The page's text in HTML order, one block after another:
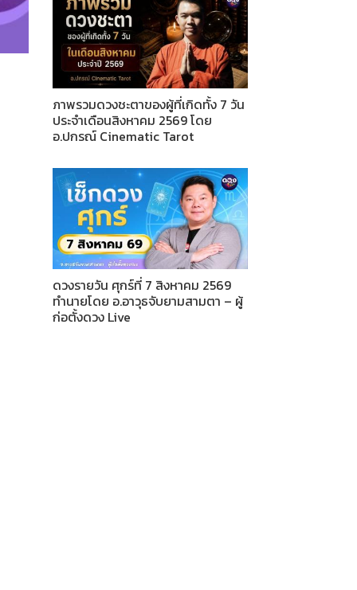
ภาพรวมดวงชะตาของผู้ที่เกิดทั้ง 7 วัน
ประจำเดือนสิงหาคม 2569 โดย
อ.ปกรณ์ Cinematic Tarot
ดวงรายวัน ศุกร์ที่ 7 สิงหาคม 2569
ทำนายโดย อ.อาวุธจับยามสามตา – ผู้
ก่อตั้งดวง Live